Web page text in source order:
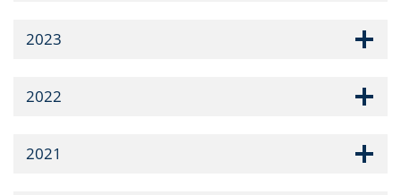
2023
2022
2021